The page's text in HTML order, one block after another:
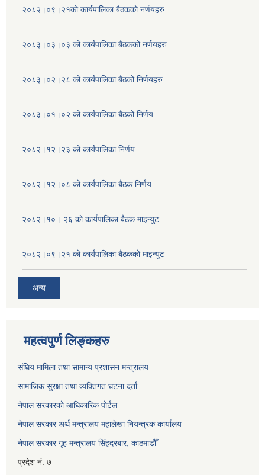
२०८२।०९।२१को कार्यपालिका बैठकको नर्णयहरु
२०८३।०३।०३ को कार्यपालिका बैठकको नर्णयहरु
२०८३।०२।२८ को कार्यपालिका बैठको निर्णयहरु
२०८३।०१।०२ को कार्यपालिका बैठको निर्णय
२०८२।१२।२३ को कार्यपालिका निर्णय
२०८२।१२।०८ को कार्यपालिका बैठक निर्णय
२०८२।१०। २६ को कार्यपालिका बैठक माइन्युट
२०८२।०९।२१ को कार्यपालिका बैठकको माइन्युट
अन्य
महत्वपुर्ण लिङ्कहरु
संघिय मामिला तथा सामान्य प्रशासन मन्त्रालय
सामाजिक सुरक्षा तथा व्यक्तिगत घटना दर्ता
नेपाल सरकारको आधिकारिक पोर्टल
नेपाल सरकार अर्थ मन्त्रालय महालेखा नियन्त्रक कार्यालय
नेपाल सरकार गृह मन्त्रालय सिंहदरबार, काठमाडौँ
प्रदेश नं. ७